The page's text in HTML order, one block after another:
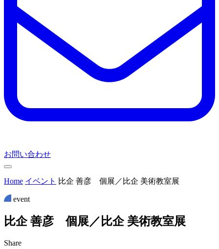
お問い合わせ
Home イベント 比企 善彦 個展／比企 美術教室展
event
比企 善彦 個 展／ 比企 美術教室展
Share